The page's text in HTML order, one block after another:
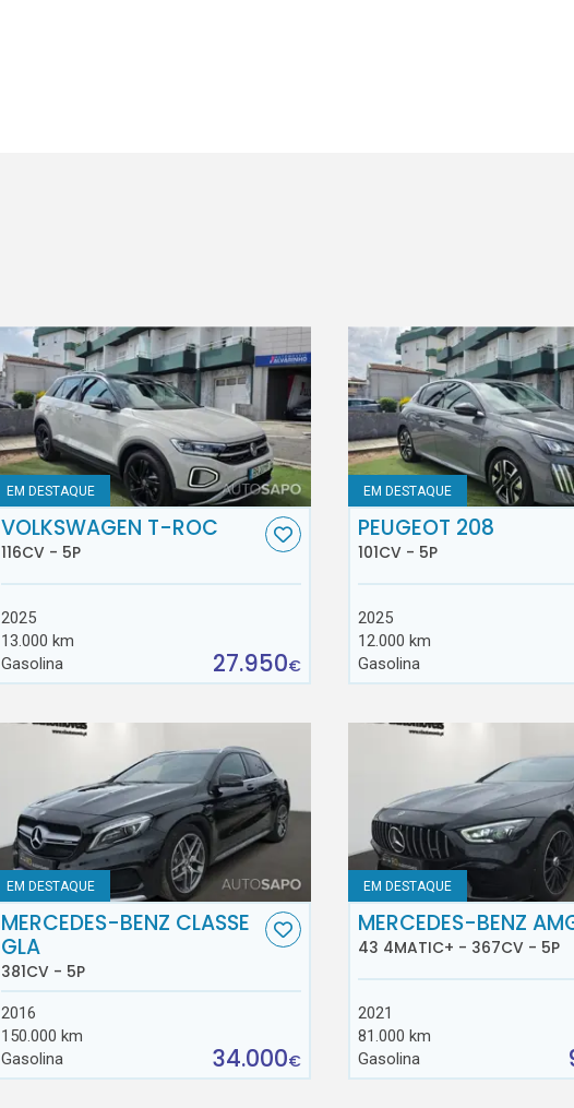
EM DESTAQUE
VOLKSWAGEN T-ROC
116CV - 5P
2025
13.000 km
Gasolina
27.950€
EM DESTAQUE
PEUGEOT 208
101CV - 5P
2025
12.000 km
Gasolina
EM DESTAQUE
MERCEDES-BENZ CLASSE
GLA
381CV - 5P
2016
150.000 km
Gasolina
34.000€
EM DESTAQUE
MERCEDES-BENZ
43 4MATIC+ - 367CV - 5P
2021
81.000 km
Gasolina